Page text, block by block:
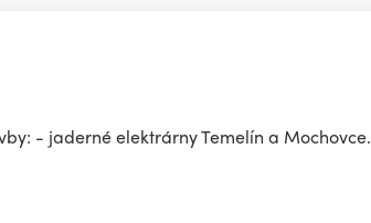
- jaderné elektrárny Temelín a Mochovce.